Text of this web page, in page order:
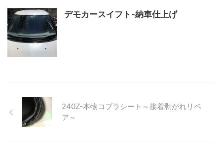
デモカースイフト-納車仕上げ
240Z-本物コブラシート～接着剥がれリペ
ア～